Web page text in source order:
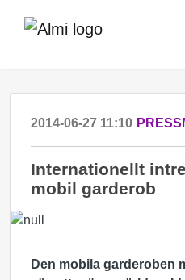
2014-06-27 11:10
Internationellt
mobil garderob
Den mobila garderoben